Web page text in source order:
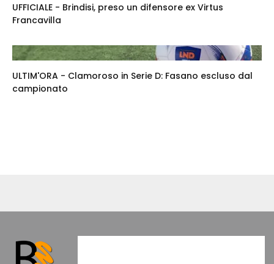
UFFICIALE - Brindisi, preso un difensore ex Virtus
Francavilla
ULTIM'ORA - Clamoroso in Serie D: Fasano escluso dal
campionato